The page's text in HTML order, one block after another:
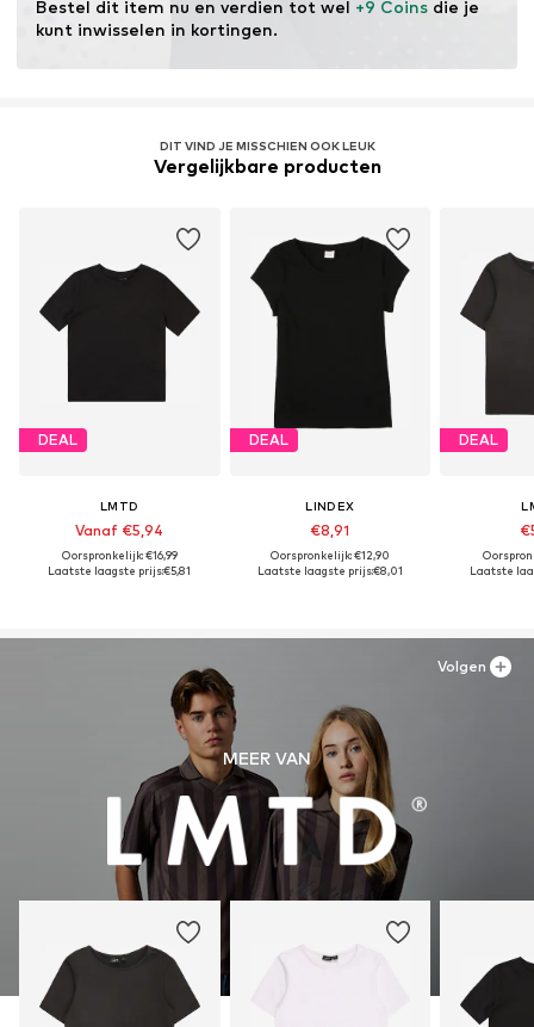
Bestel dit item nu en verdien tot wel +9 Coins die je
kunt inwisselen in kortingen.
DIT VIND JE MISSCHIEN OOK LEUK
Vergelijkbare producten
DEAL
LMTD
Vanaf €5,94
Oorspronkelijk: €16,99
Laatste laagste prijs:€5,81
DEAL
LINDEX
€8,91
Oorspronkelijk: €12,90
Laatste laagste prijs:€8,01
DEAL
Laatste
MEER VAN
Volgen